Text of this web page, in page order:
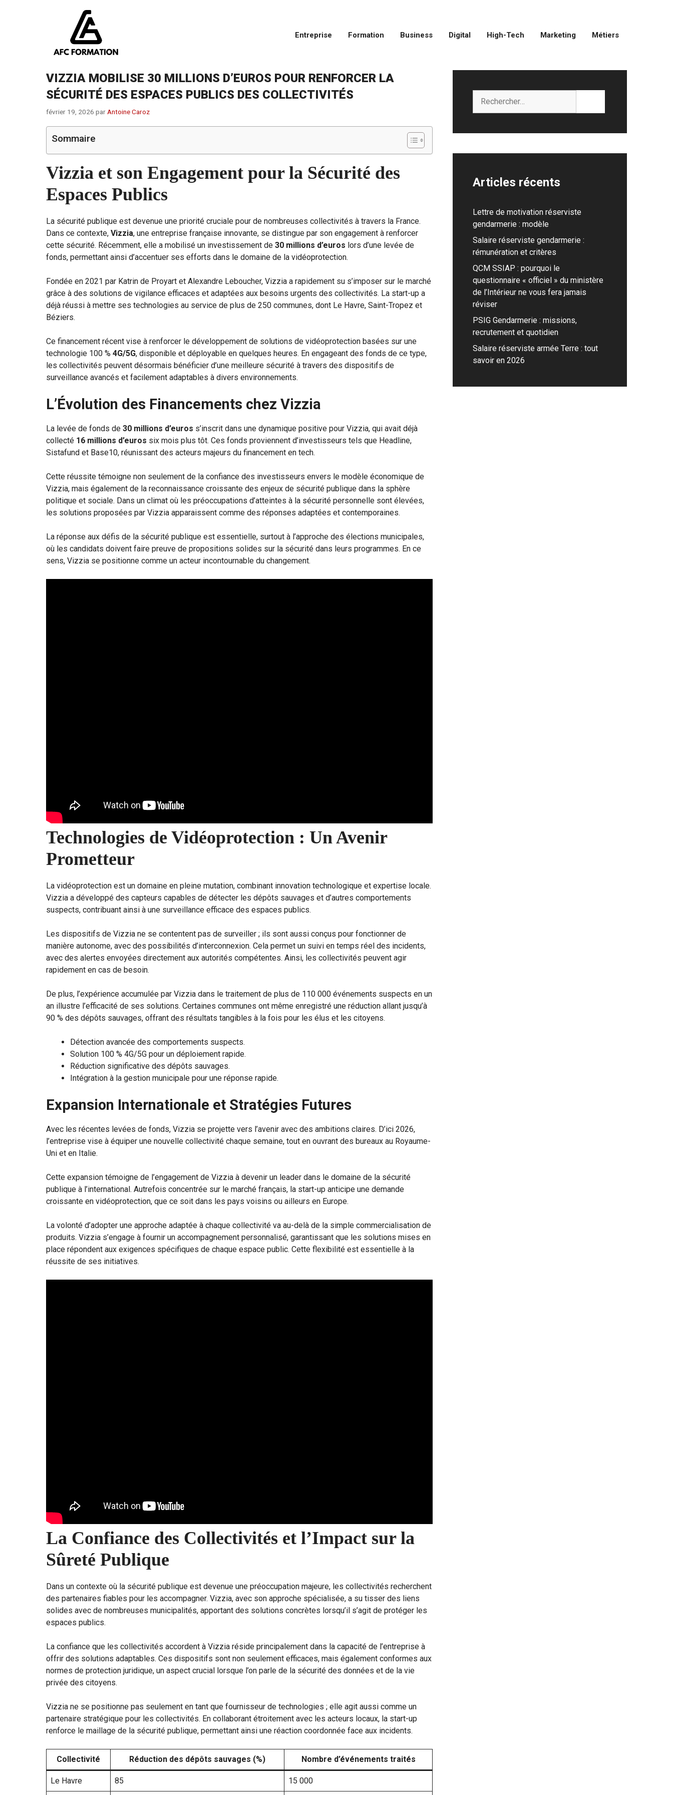
Entreprise Formation Business Digital High-Tech Marketing Métiers
VIZZIA MOBILISE 30 MILLIONS D’EUROS POUR RENFORCER LA
SÉCURITÉ DES ESPACES PUBLICS DES COLLECTIVITÉS
février 19, 2026 parAntoine Caroz
Sommaire
Vizzia et son Engagement pour la Sécurité des
Espaces Publics
La sécurité publique est devenue une priorité cruciale pour de nombreuses collectivités à travers la France.
Dans ce contexte, Vizzia, une entreprise française innovante, se distingue par son engagement à renforcer
cette sécurité. Récemment, elle a mobilisé un investissement de 30 millions d’euros lors d’une levée de
fonds, permettant ainsi d’accentuer ses efforts dans le domaine de la vidéoprotection.
Fondée en 2021 par Katrin de Proyart et Alexandre Leboucher, Vizzia a rapidement su s’imposer sur le marché
grâce à des solutions de vigilance efficaces et adaptées aux besoins urgents des collectivités. La start-up a
déjà réussi à mettre ses technologies au service de plus de 250 communes, dont Le Havre, Saint-Tropez et
Béziers.
Ce financement récent vise à renforcer le développement de solutions de vidéoprotection basées sur une
technologie 100 % 4G/5G, disponible et déployable en quelques heures. En engageant des fonds de ce type,
les collectivités peuvent désormais bénéficier d’une meilleure sécurité à travers des dispositifs de
surveillance avancés et facilement adaptables à divers environnements.
L’Évolution des Financements chez Vizzia
La levée de fonds de 30 millions d’euros s’inscrit dans une dynamique positive pour Vizzia, qui avait déjà
collecté 16 millions d’euros six mois plus tôt. Ces fonds proviennent d’investisseurs tels que Headline,
Sistafund et Base10, réunissant des acteurs majeurs du financement en tech.
Cette réussite témoigne non seulement de la confiance des investisseurs envers le modèle économique de
Vizzia, mais également de la reconnaissance croissante des enjeux de sécurité publique dans la sphère
politique et sociale. Dans un climat où les préoccupations d’atteintes à la sécurité personnelle sont élevées,
les solutions proposées par Vizzia apparaissent comme des réponses adaptées et contemporaines.
La réponse aux défis de la sécurité publique est essentielle, surtout à l’approche des élections municipales,
où les candidats doivent faire preuve de propositions solides sur la sécurité dans leurs programmes. En ce
sens, Vizzia se positionne comme un acteur incontournable du changement.
Technologies de Vidéoprotection : Un Avenir
Prometteur
La vidéoprotection est un domaine en pleine mutation, combinant innovation technologique et expertise locale.
Vizzia a développé des capteurs capables de détecter les dépôts sauvages et d’autres comportements
suspects, contribuant ainsi à une surveillance efficace des espaces publics.
Les dispositifs de Vizzia ne se contentent pas de surveiller ; ils sont aussi conçus pour fonctionner de
manière autonome, avec des possibilités d’interconnexion. Cela permet un suivi en temps réel des incidents,
avec des alertes envoyées directement aux autorités compétentes. Ainsi, les collectivités peuvent agir
rapidement en cas de besoin.
De plus, l’expérience accumulée par Vizzia dans le traitement de plus de 110 000 événements suspects en un
an illustre l’efficacité de ses solutions. Certaines communes ont même enregistré une réduction allant jusqu’à
90 % des dépôts sauvages, offrant des résultats tangibles à la fois pour les élus et les citoyens.
Détection avancée des comportements suspects.
Solution 100 % 4G/5G pour un déploiement rapide.
Réduction significative des dépôts sauvages.
Intégration à la gestion municipale pour une réponse rapide.
Expansion Internationale et Stratégies Futures
Avec les récentes levées de fonds, Vizzia se projette vers l’avenir avec des ambitions claires. D’ici 2026,
l’entreprise vise à équiper une nouvelle collectivité chaque semaine, tout en ouvrant des bureaux au Royaume-
Uni et en Italie.
Cette expansion témoigne de l’engagement de Vizzia à devenir un leader dans le domaine de la sécurité
publique à l’international. Autrefois concentrée sur le marché français, la start-up anticipe une demande
croissante en vidéoprotection, que ce soit dans les pays voisins ou ailleurs en Europe.
La volonté d’adopter une approche adaptée à chaque collectivité va au-delà de la simple commercialisation de
produits. Vizzia s’engage à fournir un accompagnement personnalisé, garantissant que les solutions mises en
place répondent aux exigences spécifiques de chaque espace public. Cette flexibilité est essentielle à la
réussite de ses initiatives.
La Confiance des Collectivités et l’Impact sur la
Sûreté Publique
Dans un contexte où la sécurité publique est devenue une préoccupation majeure, les collectivités recherchent
des partenaires fiables pour les accompagner. Vizzia, avec son approche spécialisée, a su tisser des liens
solides avec de nombreuses municipalités, apportant des solutions concrètes lorsqu’il s’agit de protéger les
espaces publics.
La confiance que les collectivités accordent à Vizzia réside principalement dans la capacité de l’entreprise à
offrir des solutions adaptables. Ces dispositifs sont non seulement efficaces, mais également conformes aux
normes de protection juridique, un aspect crucial lorsque l’on parle de la sécurité des données et de la vie
privée des citoyens.
Vizzia ne se positionne pas seulement en tant que fournisseur de technologies ; elle agit aussi comme un
partenaire stratégique pour les collectivités. En collaborant étroitement avec les acteurs locaux, la start-up
renforce le maillage de la sécurité publique, permettant ainsi une réaction coordonnée face aux incidents.
Collectivité Réduction des dépôts sauvages (%) Nombre d’événements traités
Le Havre 85 15 000
Articles récents
Lettre de motivation réserviste
gendarmerie : modèle
Salaire réserviste gendarmerie :
rémunération et critères
QCM SSIAP : pourquoi le
questionnaire « officiel » du ministère
de l’Intérieur ne vous fera jamais
réviser
PSIG Gendarmerie : missions,
recrutement et quotidien
Salaire réserviste armée Terre : tout
savoir en 2026